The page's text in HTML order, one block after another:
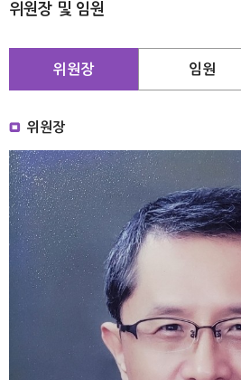
위원장 및 임원
위원장 임원
위원장